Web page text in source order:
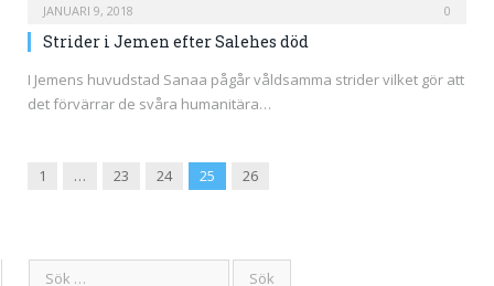
JANUARI 9, 2018 0
Strider i Jemen efter Salehes död
I Jemens huvudstad Sanaa pågår våldsamma strider vilket gör att
det förvärrar de svåra humanitära…
Previous
1 … 23 24 25 26